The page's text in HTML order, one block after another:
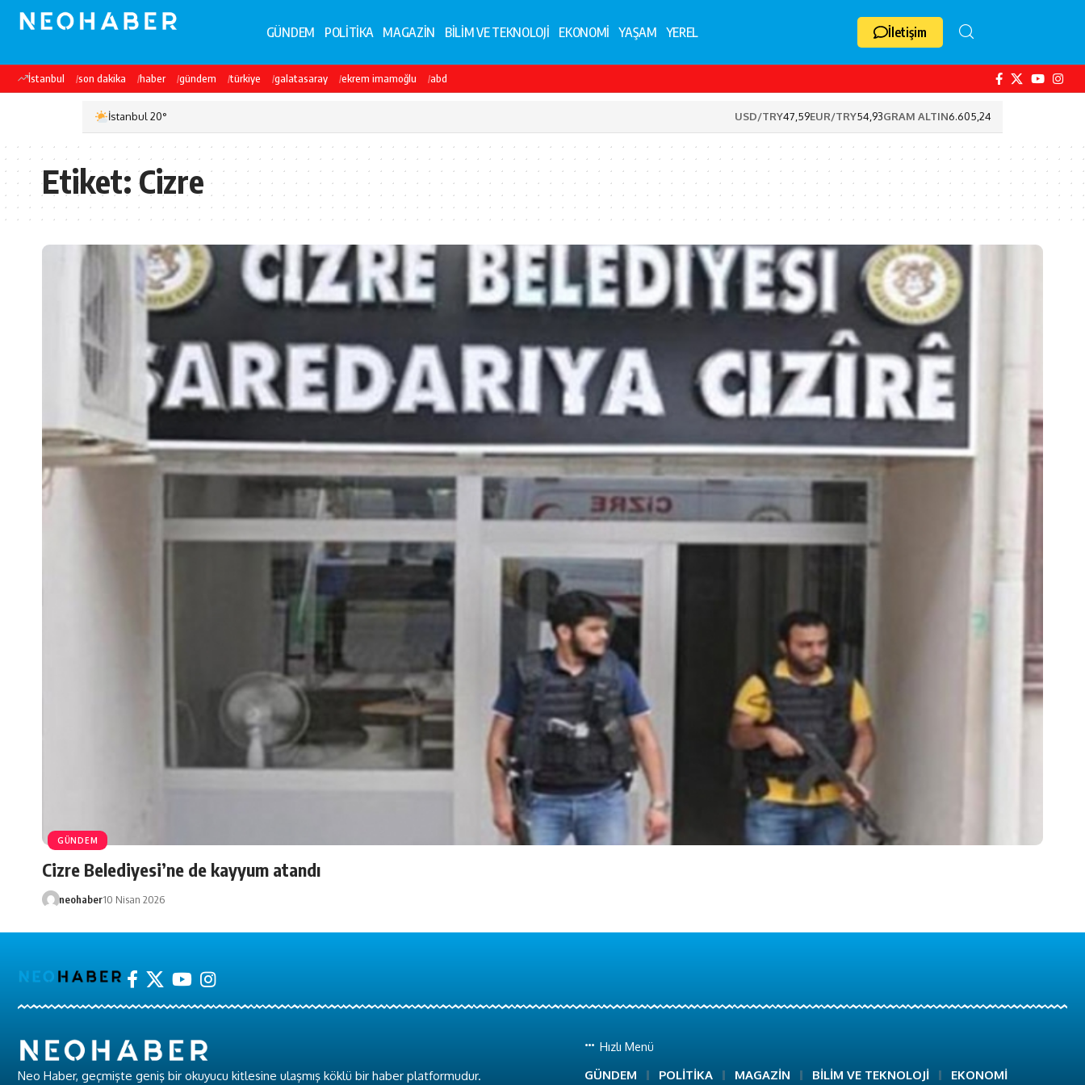
GÜNDEM POLİTİKA MAGAZİN BİLİM VE TEKNOLOJİ EKONOMİ YAŞAM YEREL İletişim
İstanbul son dakika haber gündem türkiye galatasaray ekrem imamoğlu abd
İstanbul 20° USD/TRY47,59EUR/TRY54,93GRAM ALTIN6.605,24
Etiket:Cizre
GÜNDEM
Cizre Belediyesi’ne de kayyum atandı
neohaber10 Nisan 2026
Neo Haber, geçmişte geniş bir okuyucu kitlesine ulaşmış köklü bir haber platformudur.
Hızlı Menü
GÜNDEM POLİTİKA MAGAZİN BİLİM VE TEKNOLOJİ EKONOMİ